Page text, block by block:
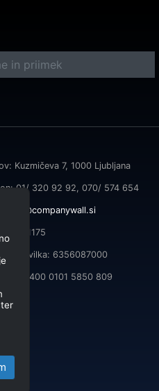
Kuzmičeva 7, 1000 Ljubljana
01/ 320 92 92, 070/ 574 654
info@companywall.si
številka: 6356087000
SI56 3400 0101 5850 809